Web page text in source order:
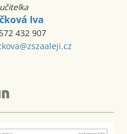
učitelka
Iva
432 907